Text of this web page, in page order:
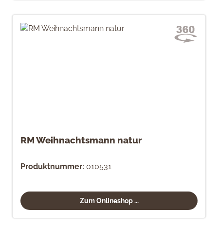
RM Weihnachtsmann natur
Produktnummer: 010531
Zum Onlineshop ...